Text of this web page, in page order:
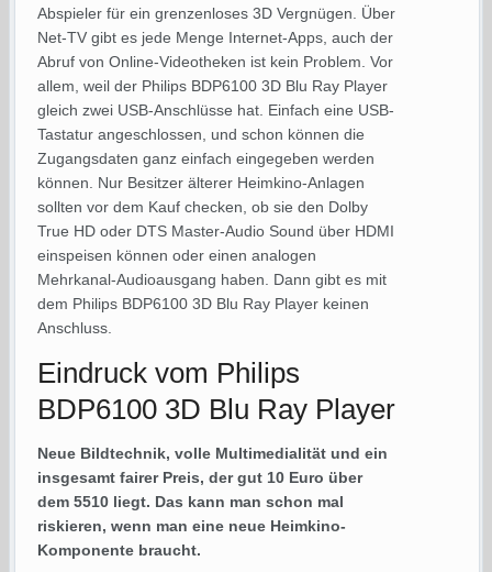
Abspieler für ein grenzenloses 3D Vergnügen. Über
Net-TV gibt es jede Menge Internet-Apps, auch der
Abruf von Online-Videotheken ist kein Problem. Vor
allem, weil der Philips BDP6100 3D Blu Ray Player
gleich zwei USB-Anschlüsse hat. Einfach eine USB-
Tastatur angeschlossen, und schon können die
Zugangsdaten ganz einfach eingegeben werden
können. Nur Besitzer älterer Heimkino-Anlagen
sollten vor dem Kauf checken, ob sie den Dolby
True HD oder DTS Master-Audio Sound über HDMI
einspeisen können oder einen analogen
Mehrkanal-Audioausgang haben. Dann gibt es mit
dem Philips BDP6100 3D Blu Ray Player keinen
Anschluss.
Eindruck vom Philips
BDP6100 3D Blu Ray Player
Neue Bildtechnik, volle Multimedialität und ein
insgesamt fairer Preis, der gut 10 Euro über
dem 5510 liegt. Das kann man schon mal
riskieren, wenn man eine neue Heimkino-
Komponente braucht.